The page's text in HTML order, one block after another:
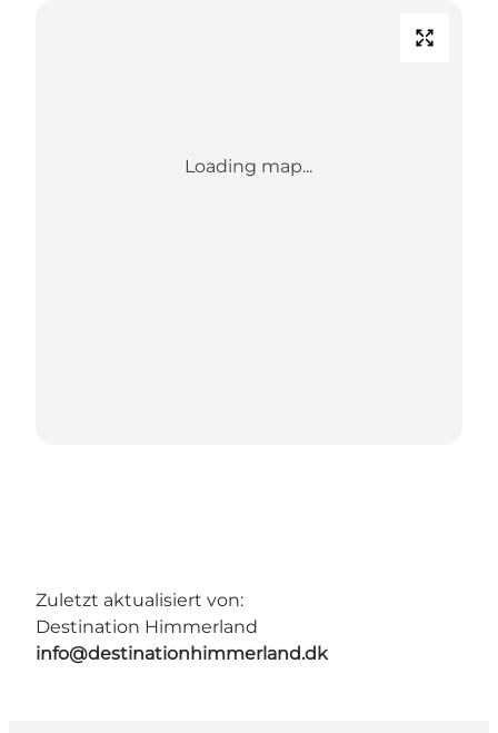
Loading map...
Zuletzt aktualisiert von:
Destination Himmerland
info@destinationhimmerland.dk